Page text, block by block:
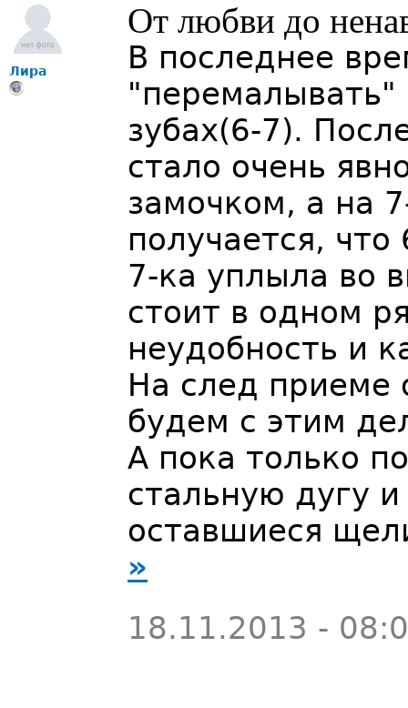
Лира
От любви до
В последнее
зубах(6-7).
стало очень
замочком, а на
получается,
7-ка уплыла во
стоит в одном
неудобность и
На след приеме
будем с этим
А пока только
стальную дугу
оставшиеся
»
18.11.2013 -